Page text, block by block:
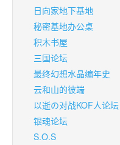
日向家地下基地
秘密基地办公桌
积木书屋
三国论坛
最终幻想水晶编年史
云和山的彼端
以逝の对战KOF人论坛
银魂论坛
S.O.S